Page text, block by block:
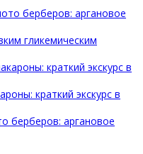
берберов: аргановое
гликемическим
краткий экскурс в
краткий экскурс в
берберов: аргановое